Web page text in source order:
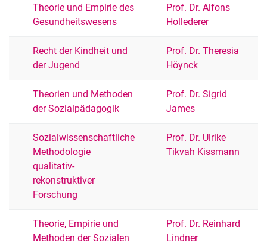
Theorie und Empirie des
Gesundheitswesens
Prof. Dr. Alfons
Hollederer
Recht der Kindheit und
der Jugend
Prof. Dr. Theresia
Höynck
Theorien und Methoden
der Sozialpädagogik
Prof. Dr. Sigrid
James
Sozialwissenschaftliche
Methodologie
qualitativ-
rekonstruktiver
Forschung
Prof. Dr. Ulrike
Tikvah Kissmann
Theorie, Empirie und
Methoden der Sozialen
Prof. Dr. Reinhard
Lindner